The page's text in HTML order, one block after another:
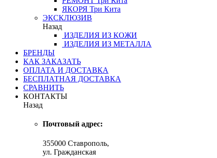
ЯКОРЯ Три Кита
ЭКСКЛЮЗИВ
Назад
ИЗДЕЛИЯ ИЗ КОЖИ
ИЗДЕЛИЯ ИЗ МЕТАЛЛА
БРЕНДЫ
КАК ЗАКАЗАТЬ
ОПЛАТА И ДОСТАВКА
БЕСПЛАТНАЯ ДОСТАВКА
СРАВНИТЬ
КОНТАКТЫ
Назад
Почтовый адрес:
355000 Ставрополь,
ул. Гражданская